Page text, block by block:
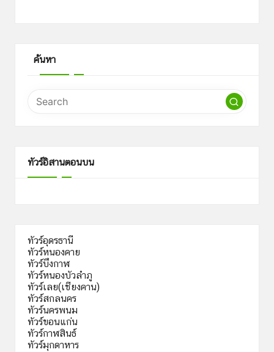
ค้นหา
ทัวร์อิสานตอนบน
ทัวร์อุดรธานี
ทัวร์หนองคาย
ทัวร์บึงกาฬ
ทัวร์หนองบัวลำภู
ทัวร์เลย(เชียงคาน)
ทัวร์สกลนคร
ทัวร์นครพนม
ทัวร์ขอนแก่น
ทัวร์กาฬสินธ์
ทัวร์มุกดาหาร